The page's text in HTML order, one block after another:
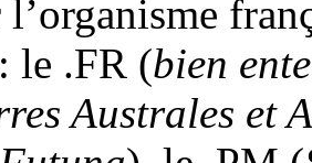
l’organisme
le .FR (bien
Australes et